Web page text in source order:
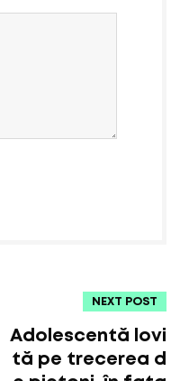
NEXT POST
Adolescentă lovi
tă pe trecerea d